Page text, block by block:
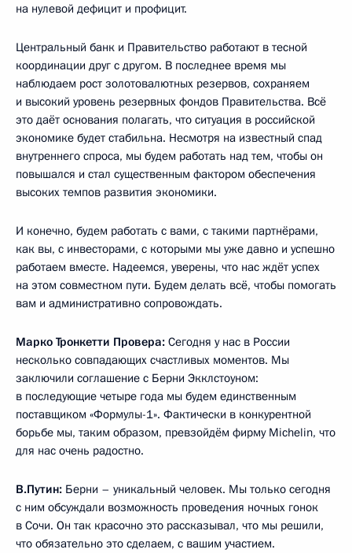
на нулевой дефицит и профицит.
Центральный банк и Правительство работают в тесной
координации друг с другом. В последнее время мы
наблюдаем рост золотовалютных резервов, сохраняем
и высокий уровень резервных фондов Правительства. Всё
это даёт основания полагать, что ситуация в российской
экономике будет стабильна. Несмотря на известный спад
внутреннего спроса, мы будем работать над тем, чтобы он
повышался и стал существенным фактором обеспечения
высоких темпов развития экономики.
И конечно, будем работать с вами, с такими партнёрами,
как вы, с инвесторами, с которыми мы уже давно и успешно
работаем вместе. Надеемся, уверены, что нас ждёт успех
на этом совместном пути. Будем делать всё, чтобы помогать
вам и административно сопровождать.
Марко Тронкетти Провера: Сегодня у нас в России
несколько совпадающих счастливых моментов. Мы
заключили соглашение с Берни Экклстоуном:
в последующие четыре года мы будем единственным
поставщиком «Формулы-1». Фактически в конкурентной
борьбе мы, таким образом, превзойдём фирму Michelin, что
для нас очень радостно.
В.Путин: Берни – уникальный человек. Мы только сегодня
с ним обсуждали возможность проведения ночных гонок
в Сочи. Он так красочно это рассказывал, что мы решили,
что обязательно это сделаем, с вашим участием.